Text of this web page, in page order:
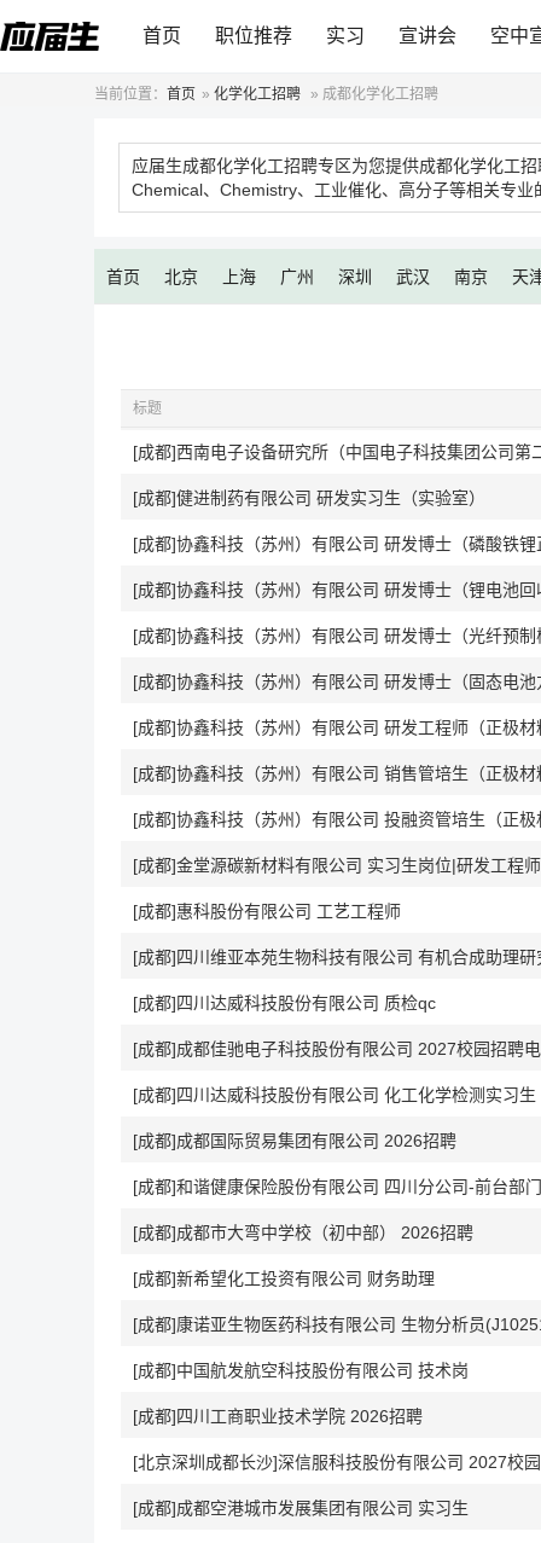
首页 职位推荐 实习 宣讲会 空中
当前位置： 首页 » 化学化工招聘 » 成都化学化工招聘
应届生成都化学化工招聘专区为您提供成都化学化工
Chemical、Chemistry、工业催化、高分子等相关专
首页 北京 上海 广州 深圳 武汉 南京 天
标题
[成都]西南电子设备研究所（中国电子科技集团公司第
[成都]健进制药有限公司 研发实习生（实验室）
[成都]协鑫科技（苏州）有限公司 研发博士（磷酸铁
[成都]协鑫科技（苏州）有限公司 研发博士（锂电池回
[成都]协鑫科技（苏州）有限公司 研发博士（光纤预制
[成都]协鑫科技（苏州）有限公司 研发博士（固态电池
[成都]协鑫科技（苏州）有限公司 研发工程师（正极材
[成都]协鑫科技（苏州）有限公司 销售管培生（正极材
[成都]协鑫科技（苏州）有限公司 投融资管培生（正极
[成都]金堂源碳新材料有限公司 实习生岗位|研发工程师
[成都]惠科股份有限公司 工艺工程师
[成都]四川维亚本苑生物科技有限公司 有机合成助理研
[成都]四川达威科技股份有限公司 质检qc
[成都]四川达威科技股份有限公司 化工化学检测实习生
[成都]成都国际贸易集团有限公司 2026招聘
[成都]和谐健康保险股份有限公司 四川分公司-前台部
[成都]成都市大弯中学校（初中部） 2026招聘
[成都]新希望化工投资有限公司 财务助理
[成都]康诺亚生物医药科技有限公司 生物分析员
[成都]中国航发航空科技股份有限公司 技术岗
[成都]四川工商职业技术学院 2026招聘
[北京深圳成都长沙]深信服科技股份有限公司 2027校
[成都]成都空港城市发展集团有限公司 实习生